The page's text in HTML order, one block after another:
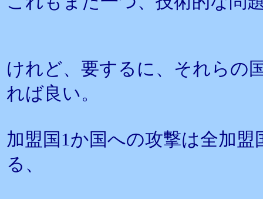
けれど、要するに、それらの
れば良い。
加盟国1か国への攻撃は全加
る、